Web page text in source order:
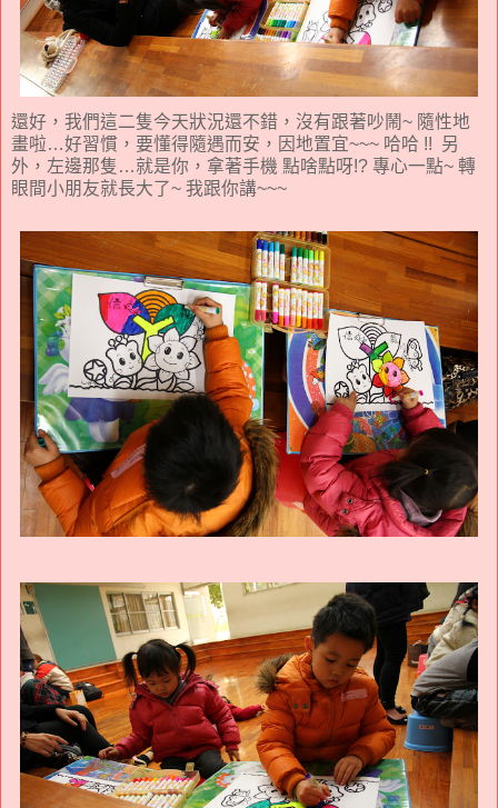
還好，我們這二隻今天狀況還不錯，沒有跟著吵鬧~ 隨性地
畫啦…好習慣，要懂得隨遇而安，因地置宜~~~ 哈哈 !! 另
外，左邊那隻…就是你，拿著手機 點啥點呀!? 專心一點~ 轉
眼間小朋友就長大了~ 我跟你講~~~